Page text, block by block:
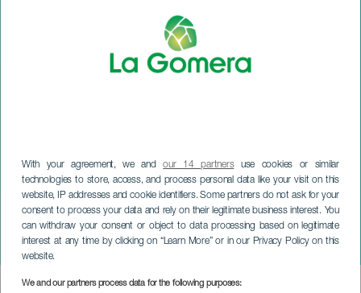
With your agreement, we andour 14 partnersuse cookies or similar
technologies to store, access, and process personal data like your visit on this
website, IP addresses and cookie identifiers. Some partners do not ask for your
consent to process your data and rely on their legitimate business interest. You
can withdraw your consent or object to data processing based on legitimate
interest at any time by clicking on “Learn More” or in our Privacy Policy on this
website.
We and our partners process data for the following purposes:
James Kline im Konzert
LA GOMERA
Imagen